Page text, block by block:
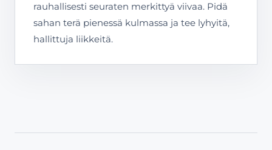
rauhallisesti seuraten merkittyä viivaa. Pidä
sahan terä pienessä kulmassa ja tee lyhyitä,
hallittuja liikkeitä.